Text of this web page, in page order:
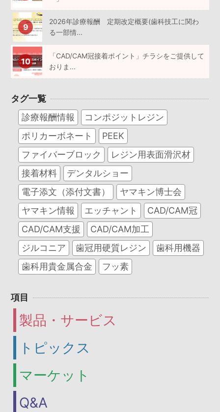
2026年診療報酬 定期改定概要(歯科技工に関わ
る一部情...
「CAD/CAM冠接着ポイント」チラシをご提供して
おりま...
タグ一覧
診療報酬情報
コンポジットレジン
ポリカーボネート
PEEK
ファイバーブロック
レジン用表面滑沢材
接着材料
デンタルショー
電子添文（添付文書）
ヤマキン博士会
ヤマキン情報
エッチャント
CAD/CAM冠
CAD/CAM支援
CAD/CAM加工
ジルコニア
歯冠用硬質レジン
歯科用機器
歯科用貴金属合金
フッ素
項目
製品・サービス
トピックス
マーケット
Q&A